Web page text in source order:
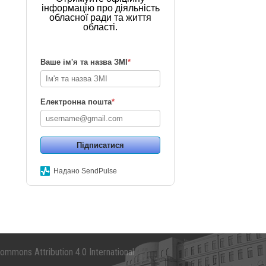
інформацію про діяльність
обласної ради та життя
області.
Ваше ім'я та назва ЗМІ*
Електронна пошта*
Підписатися
Надано SendPulse
Attribution 4.0 International